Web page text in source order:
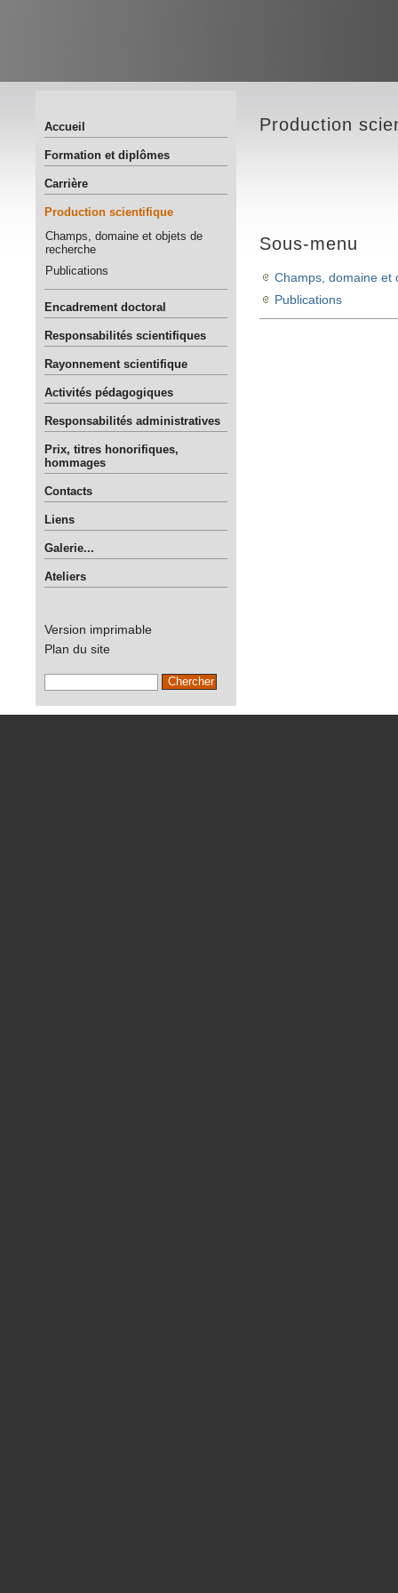
Accueil
Formation et diplômes
Carrière
Production scientifique
Champs, domaine et objets de
recherche
Publications
Encadrement doctoral
Responsabilités scientifiques
Rayonnement scientifique
Activités pédagogiques
Responsabilités administratives
Prix, titres honorifiques,
hommages
Contacts
Liens
Galerie...
Ateliers
Version imprimable
Plan du site
Production
Sous-menu
Champs, domaine et
Publications